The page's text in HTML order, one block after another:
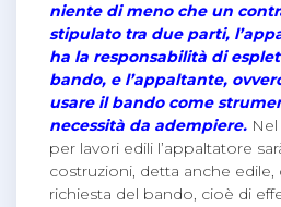
niente di meno che un
stipulato tra due parti,
ha la responsabilità di
bando, e l’appaltante,
usare il bando come
necessità da adempiere.
per lavori edili l’appaltatore
costruzioni, detta anche edile,
richiesta del bando, cioè di